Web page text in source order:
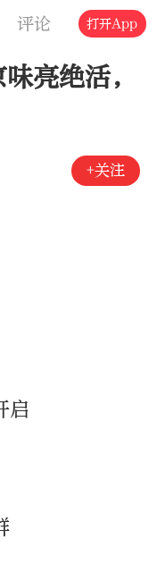
评论 交通 文旅
打开App
亮绝活，
+关注
启